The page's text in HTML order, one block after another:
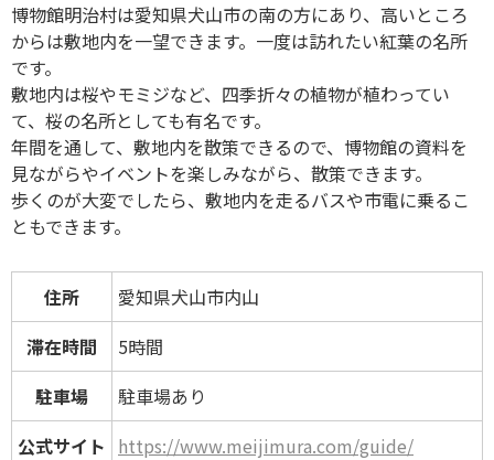
博物館明治村は愛知県犬山市の南の方にあり、高いところ
からは敷地内を一望できます。一度は訪れたい紅葉の名所
です。
敷地内は桜やモミジなど、四季折々の植物が植わってい
て、桜の名所としても有名です。
年間を通して、敷地内を散策できるので、博物館の資料を
見ながらやイベントを楽しみながら、散策できます。
歩くのが大変でしたら、敷地内を走るバスや市電に乗るこ
ともできます。
住所
愛知県犬山市内山
滞在時間
5時間
駐車場
駐車場あり
公式サイト https://www.meijimura.com/guide/